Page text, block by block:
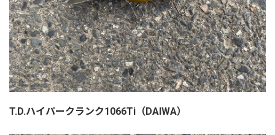
T.D.ハイパークランク1066Ti（DAIWA）